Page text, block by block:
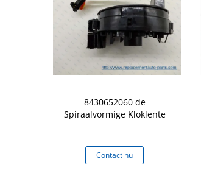
8430652060 de
Spiraalvormige Kloklente
Contact nu